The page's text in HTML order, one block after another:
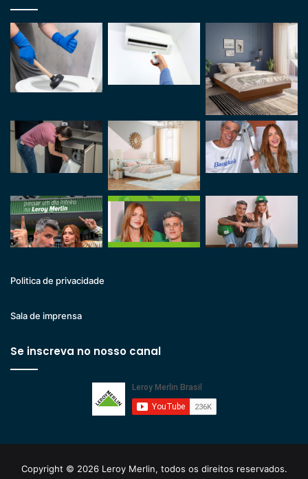
Politica de privacidade
Sala de imprensa
Se inscreva no nosso canal
Copyright © 2026 Leroy Merlin, todos os direitos reservados.